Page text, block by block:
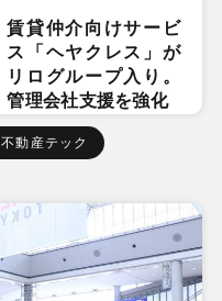
賃貸仲介向けサービ
ス「ヘヤクレス」が
リログループ入り。
管理会社支援を強化
不動産テック